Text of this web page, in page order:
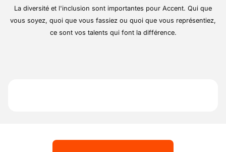
de bouger au quotidien
équipements de dernière générationvisant à
améliorer le confort de travail de ses
équipes. Implantée au cœur d’une région
La diversité et l'inclusion sont importantes pour Accent. Qui que
vous soyez, quoi que vous fassiez ou quoi que vous représentiez,
ce sont vos talents qui font la différence.